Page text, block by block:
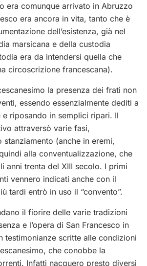
era comunque arrivato in Abruzzo
era ancora in vita, tanto che è
dell’esistenza, già nel
marsicana e della custodia
era da intendersi quella che
circoscrizione francescana).
la presenza dei frati non
essendo essenzialmente dediti a
e riposando in semplici ripari. Il
attraversò varie fasi,
stanziamento (anche in eremi,
alla conventualizzazione, che
anni trenta del XIII secolo. I primi
vennero indicati anche con il
tardi entrò in uso il “convento”.
il fiorire delle varie tradizioni
e l’opera di San Francesco in
testimonianze scritte alle condizioni
che conobbe la
Infatti nacquero presto diversi